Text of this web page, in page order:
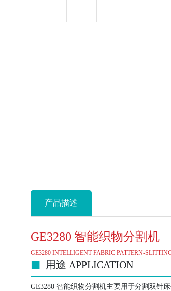
产品描述
GE3280 智能织物分割机
GE3280 INTELLIGENT FABRIC PATTERN-
用途 APPLICATION
GE3280 智能织物分割机主要用于分割双针